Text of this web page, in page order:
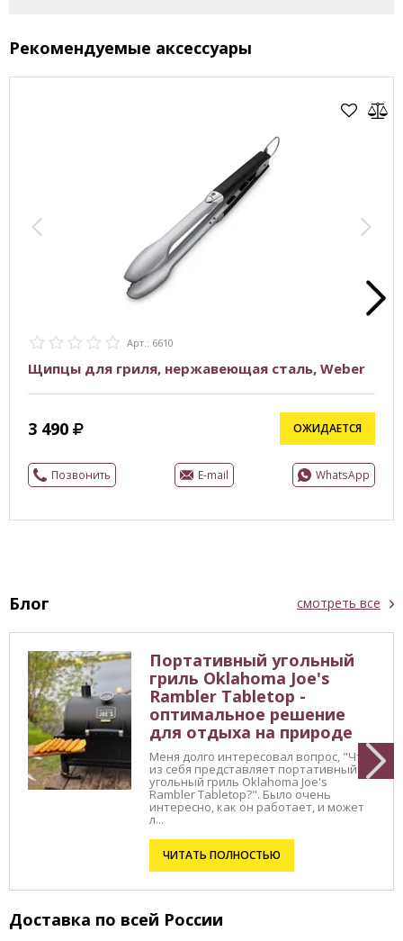
Рекомендуемые аксессуары
Арт.: 6610
Щипцы для гриля, нержавеющая сталь, Weber
3 490 ОЖИДАЕТСЯ
Позвонить E-mail WhatsApp
Блог смотреть все
Портативный угольный
гриль Oklahoma Joe's
Rambler Tabletop -
оптимальное решение
для отдыха на природе
Меня долго интересовал вопрос, "Что
из себя представляет портативный
угольный гриль Oklahoma Joe's
Rambler Tabletop?". Было очень
интересно, как он работает, и может
л...
ЧИТАТЬ ПОЛНОСТЬЮ
Доставка по всей России